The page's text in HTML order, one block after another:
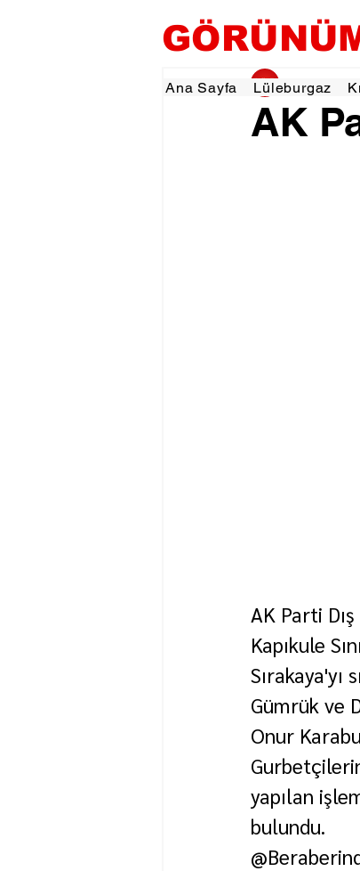
Ana Sayfa Lüleburgaz
AK
AK Parti
Kapıkule
Sırakaya'yı
Gümrük ve
Onur
yapılan
bulundu.